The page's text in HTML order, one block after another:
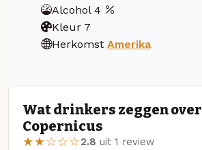
Alcohol 4
Kleur 7
Herkomst Amerika
Wat drinkers zeggen over
Copernicus
★★☆☆☆2.8 uit 1 review